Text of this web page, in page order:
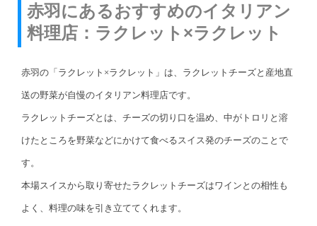
赤羽にあるおすすめのイタリアン
料理店：ラクレット×ラクレット
赤羽の「ラクレット×ラクレット」は、ラクレットチーズと産地直
送の野菜が自慢のイタリアン料理店です。
ラクレットチーズとは、チーズの切り口を温め、中がトロリと溶
けたところを野菜などにかけて食べるスイス発のチーズのことで
す。
本場スイスから取り寄せたラクレットチーズはワインとの相性も
よく、料理の味を引き立ててくれます。